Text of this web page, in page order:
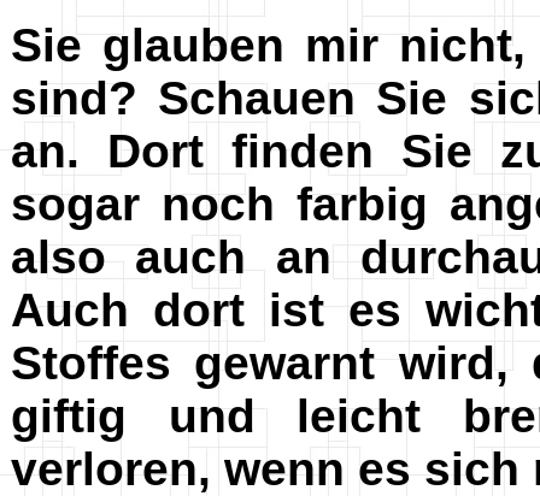
Sie glauben mir
sind? Schauen Sie
an. Dort finden Sie
sogar noch farbig
also auch an
Auch dort ist es
Stoffes gewarnt
giftig und leicht
verloren, wenn es